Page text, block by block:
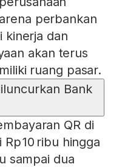
perbankan
kinerja dan
akan terus
ruang pasar.
Bank
QR di
10 ribu hingga
sampai dua